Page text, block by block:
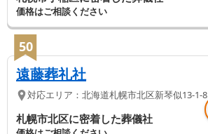
価格はご相談ください
50
遠藤葬礼社
対応エリア： 北海道札幌市北区新琴似13-1-8
札幌市北区に密着した葬儀社